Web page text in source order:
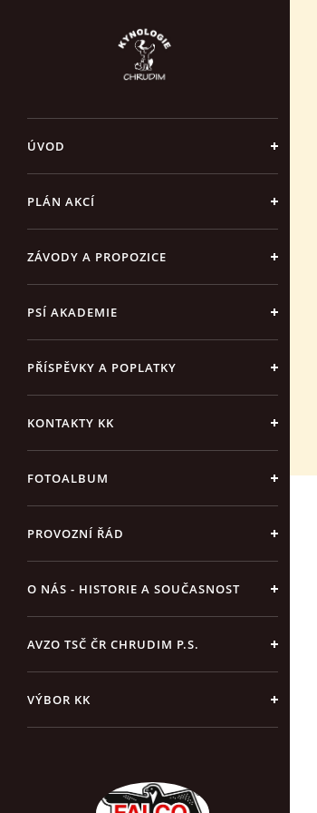
ÚVOD
PLÁN AKCÍ
ZÁVODY A PROPOZICE
PSÍ AKADEMIE
PŘÍSPĚVKY A POPLATKY
KONTAKTY KK
FOTOALBUM
PROVOZNÍ ŘÁD
O NÁS - HISTORIE A SOUČASNOST
AVZO TSČ ČR CHRUDIM P.S.
VÝBOR KK